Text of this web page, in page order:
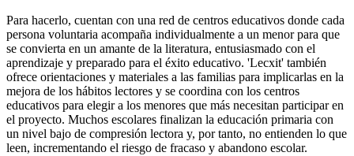
Para hacerlo, cuentan con una red de centros educativos donde cada
persona voluntaria acompaña individualmente a un menor para que
se convierta en un amante de la literatura, entusiasmado con el
aprendizaje y preparado para el éxito educativo. 'Lecxit' también
ofrece orientaciones y materiales a las familias para implicarlas en la
mejora de los hábitos lectores y se coordina con los centros
educativos para elegir a los menores que más necesitan participar en
el proyecto. Muchos escolares finalizan la educación primaria con
un nivel bajo de compresión lectora y, por tanto, no entienden lo que
leen, incrementando el riesgo de fracaso y abandono escolar.